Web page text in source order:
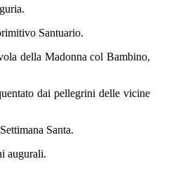
Santuario.
della Madonna col Bambino,
dai pellegrini delle vicine
Santa.
augurali.